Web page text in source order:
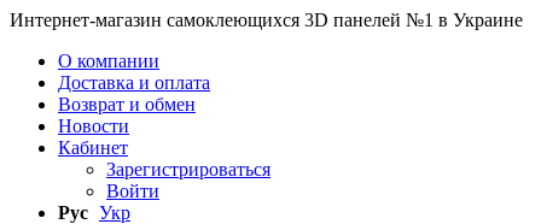
Интернет-магазин самоклеющихся 3D панелей №1 в Украине
О компании
Доставка и оплата
Возврат и обмен
Новости
Кабинет
Зарегистрироваться
Войти
Рус Укр